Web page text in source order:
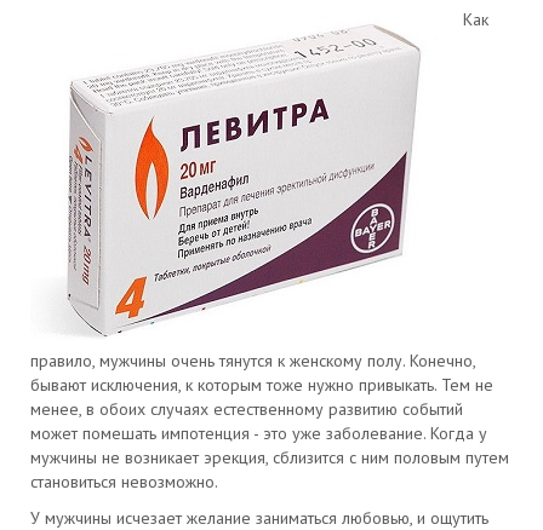
Как
правило, мужчины очень тянутся к женскому полу. Конечно,
бывают исключения, к которым тоже нужно привыкать. Тем не
менее, в обоих случаях естественному развитию событий
может помешать импотенция - это уже заболевание. Когда у
мужчины не возникает эрекция, сблизится с ним половым путем
становиться невозможно.
У мужчины исчезает желание заниматься любовью, и ощутить